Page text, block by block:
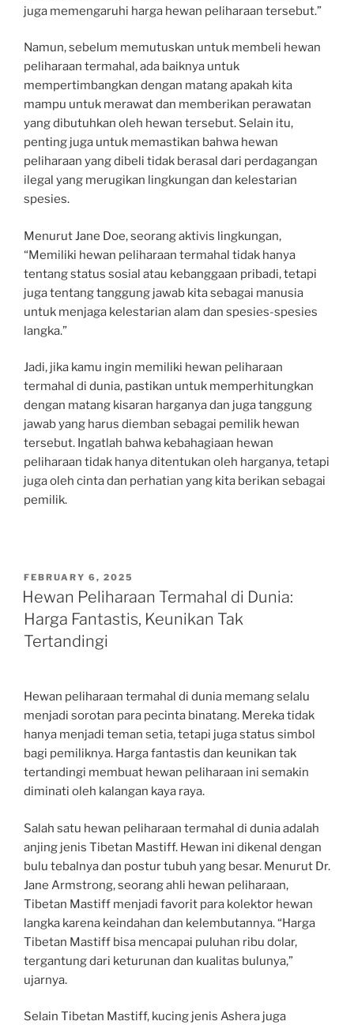
juga memengaruhi harga hewan peliharaan tersebut.”
Namun, sebelum memutuskan untuk membeli hewan
peliharaan termahal, ada baiknya untuk
mempertimbangkan dengan matang apakah kita
mampu untuk merawat dan memberikan perawatan
yang dibutuhkan oleh hewan tersebut. Selain itu,
penting juga untuk memastikan bahwa hewan
peliharaan yang dibeli tidak berasal dari perdagangan
ilegal yang merugikan lingkungan dan kelestarian
spesies.
Menurut Jane Doe, seorang aktivis lingkungan,
“Memiliki hewan peliharaan termahal tidak hanya
tentang status sosial atau kebanggaan pribadi, tetapi
juga tentang tanggung jawab kita sebagai manusia
untuk menjaga kelestarian alam dan spesies-spesies
langka.”
Jadi, jika kamu ingin memiliki hewan peliharaan
termahal di dunia, pastikan untuk memperhitungkan
dengan matang kisaran harganya dan juga tanggung
jawab yang harus diemban sebagai pemilik hewan
tersebut. Ingatlah bahwa kebahagiaan hewan
peliharaan tidak hanya ditentukan oleh harganya, tetapi
juga oleh cinta dan perhatian yang kita berikan sebagai
pemilik.
POSTED
ON
FEBRUARY 6, 2025
Hewan Peliharaan Termahal di Dunia:
Harga Fantastis, Keunikan Tak
Tertandingi
Hewan peliharaan termahal di dunia memang selalu
menjadi sorotan para pecinta binatang. Mereka tidak
hanya menjadi teman setia, tetapi juga status simbol
bagi pemiliknya. Harga fantastis dan keunikan tak
tertandingi membuat hewan peliharaan ini semakin
diminati oleh kalangan kaya raya.
Salah satu hewan peliharaan termahal di dunia adalah
anjing jenis Tibetan Mastiff. Hewan ini dikenal dengan
bulu tebalnya dan postur tubuh yang besar. Menurut Dr.
Jane Armstrong, seorang ahli hewan peliharaan,
Tibetan Mastiff menjadi favorit para kolektor hewan
langka karena keindahan dan kelembutannya. “Harga
Tibetan Mastiff bisa mencapai puluhan ribu dolar,
tergantung dari keturunan dan kualitas bulunya,”
ujarnya.
Selain Tibetan Mastiff, kucing jenis Ashera juga